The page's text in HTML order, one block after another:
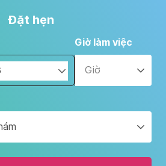
Đặt hẹn
Giờ làm việc
Giờ